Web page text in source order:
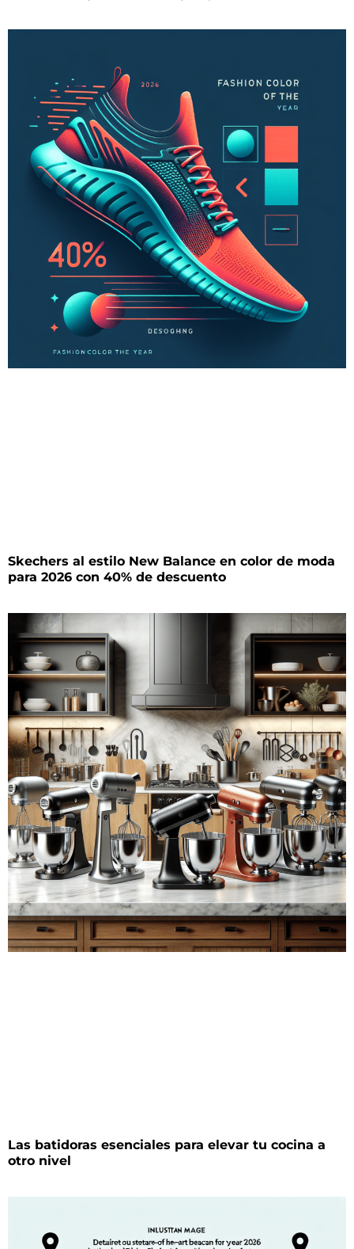
Skechers al estilo New Balance en color de moda
para 2026 con 40% de descuento
Las batidoras esenciales para elevar tu cocina a
otro nivel